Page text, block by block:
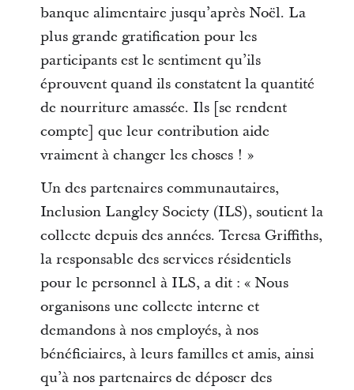
banque alimentaire jusqu’après Noël. La
plus grande gratification pour les
participants est le sentiment qu’ils
éprouvent quand ils constatent la quantité
de nourriture amassée. Ils [se rendent
compte] que leur contribution aide
vraiment à changer les choses ! »
Un des partenaires communautaires,
Inclusion Langley Society (ILS), soutient la
collecte depuis des années. Teresa Griffiths,
la responsable des services résidentiels
pour le personnel à ILS, a dit : « Nous
organisons une collecte interne et
demandons à nos employés, à nos
bénéficiaires, à leurs familles et amis, ainsi
qu’à nos partenaires de déposer des